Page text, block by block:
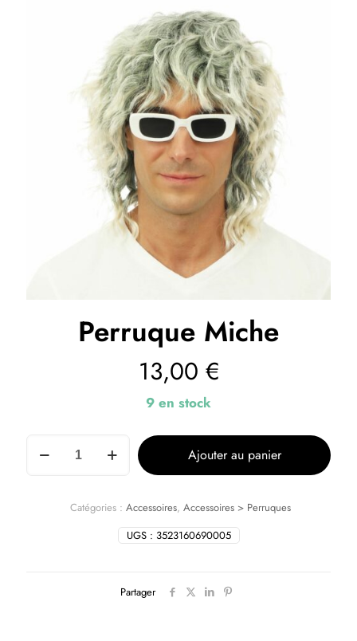
Perruque Miche
13,00 €
9 en stock
Ajouter au panier
UGS : 3523160690005
Catégories : Accessoires, Accessoires > Perruques
Partager